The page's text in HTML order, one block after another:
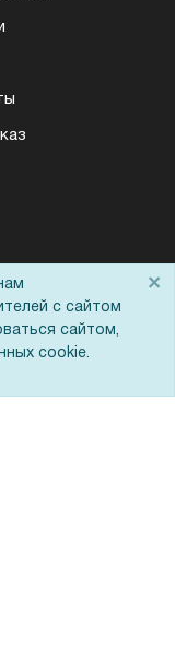
с сайтом
сайтом,
cookie.
×